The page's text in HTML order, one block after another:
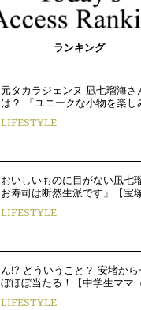
ランキング
元タカラジェンヌ 凪七瑠海
は？ 「ユニークな小物を楽
LIFESTYLE
おいしいものに目がない凪七
お寿司は断然生派です」【宝
LIFESTYLE
ん!? どういうこと？ 安堵か
ぼほぼ当たる！【中学生ママ
LIFESTYLE